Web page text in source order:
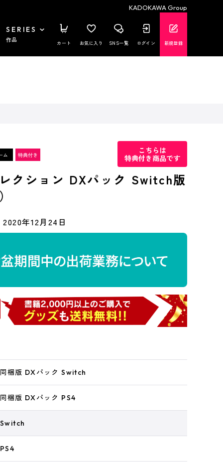
KADOKAWA Group
SERIES
作品 カート お気に入り SNS一覧 ログイン 新規登録
こちらは
特典付き商品です
クション DXパック Switch版
2020年12月24日
梱版 DXパック Switch
梱版 DXパック PS4